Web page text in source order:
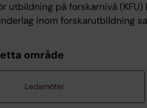
utbildning på forskarnivå
inom forskarutbildning
område
Ledamöter